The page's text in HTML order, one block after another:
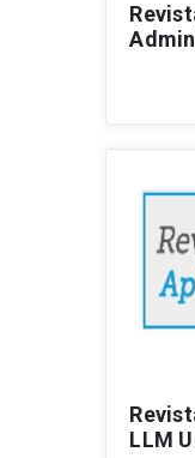
LLM